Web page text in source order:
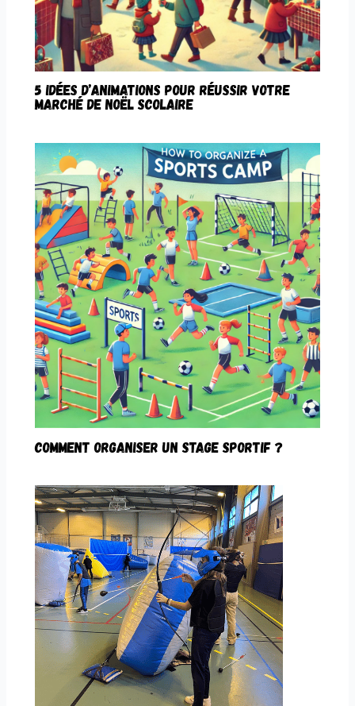
5 idées d’animations pour réussir votre
marché de Noël scolaire
COMMENT ORGANISER UN STAGE SPORTIF ?